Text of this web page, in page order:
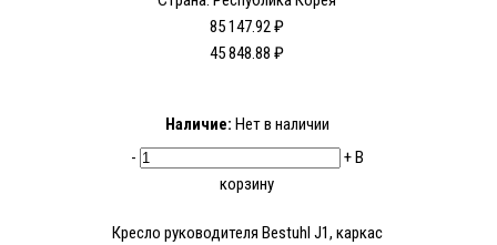
85 147.92 ₽
45 848.88 ₽
Наличие: Нет в наличии
-
+В
корзину
Кресло руководителя Bestuhl J1, каркас